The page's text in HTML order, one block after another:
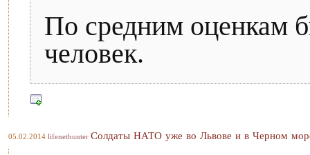
По средним оценкам
человек.
05.02.2014 lifenethunter Солдаты НАТО уже во Львове и в Черном